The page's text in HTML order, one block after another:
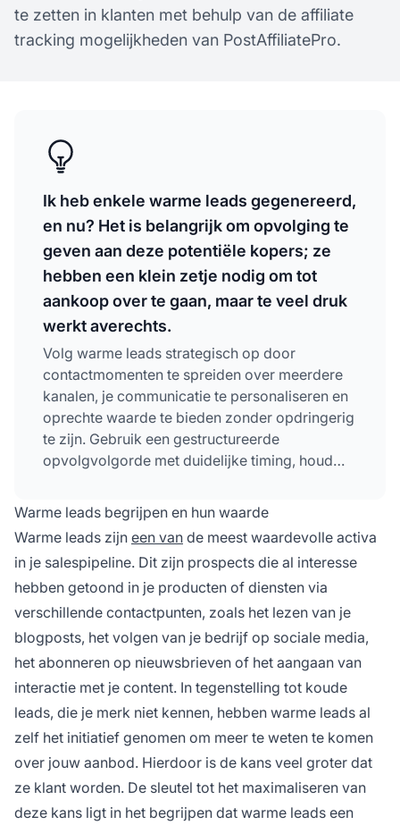
te zetten in klanten met behulp van de affiliate
tracking mogelijkheden van PostAffiliatePro.
Ik heb enkele warme leads gegenereerd,
en nu? Het is belangrijk om opvolging te
geven aan deze potentiële kopers; ze
hebben een klein zetje nodig om tot
aankoop over te gaan, maar te veel druk
werkt averechts.
Volg warme leads strategisch op door
contactmomenten te spreiden over meerdere
kanalen, je communicatie te personaliseren en
oprechte waarde te bieden zonder opdringerig
te zijn. Gebruik een gestructureerde
opvolgvolgorde met duidelijke timing, houd
CRM-tools om interacties te volgen en
herinneringen te automatiseren voor optimale
conversies.
Warme leads begrijpen en hun waarde
Warme leads zijn een van de meest waardevolle activa
in je salespipeline. Dit zijn prospects die al interesse
hebben getoond in je producten of diensten via
verschillende contactpunten, zoals het lezen van je
blogposts, het volgen van je bedrijf op sociale media,
het abonneren op nieuwsbrieven of het aangaan van
interactie met je content. In tegenstelling tot koude
leads, die je merk niet kennen, hebben warme leads al
zelf het initiatief genomen om meer te weten te komen
over jouw aanbod. Hierdoor is de kans veel groter dat
ze klant worden. De sleutel tot het maximaliseren van
deze kans ligt in het begrijpen dat warme leads een